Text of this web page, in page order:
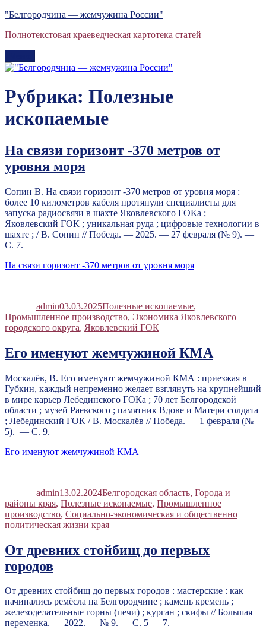
Перейти
содержимому
"Белгородчина — жемчужина России"
Полнотекстовая краеведческая картотека статей
Рубрика: Полезные
ископаемые
На связи горизонт -370 метров от
уровня моря
Сопин В. На связи горизонт -370 метров от уровня моря :
более 10 километров кабеля протянули специалисты для
запуска радиосвязи в шахте Яковлевского ГОКа ;
Яковлевский ГОК ; уникальная руда ; цифровые технологии в
шахте ; / В. Сопин // Победа. — 2025. — 27 февраля (№ 9). —
С. 7.
На связи горизонт -370 метров от уровня моря
admin03.03.2025Полезные ископаемые,
Промышленное производство, Экономика Яковлевского
городского округа, Яковлевский ГОК
Его именуют жемчужиной КМА
Москалёв, В. Его именуют жемчужиной КМА : приезжая в
Губкин, каждый непременно желает взглянуть на крупнейший
в мире карьер Лебединского ГОКа ; 70 лет Белгородской
области ; музей Раевского ; памятник Вдове и Матери солдата
; Лебединский ГОК / В. Москалёв // Победа. — 1 февраля (№
5). — С. 9.
Его именуют жемчужиной КМА
admin13.02.2024Белгородская область, Города и
районы края, Полезные ископаемые, Промышленное
производство, Социально-экономическая и общественно
политическая жизни края
От древних стойбищ до первых
городов
От древних стойбищ до первых городов : мастерские : как
начинались ремёсла на Белгородчине ; камень кремень ;
железоделательные горны (печи) ; курган ; скифы // Большая
переменка. — 2022. — № 9. — С. 5 — 7.